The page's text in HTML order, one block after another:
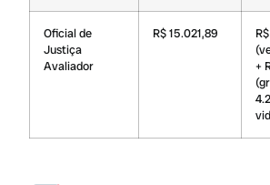
Oficial de
Justiça
Avaliador
R$ 15.021,89
+